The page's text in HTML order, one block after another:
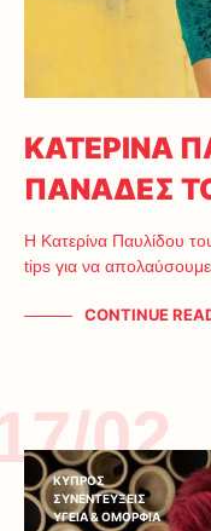
ΚΑΤΕΡΙΝΑ
ΠΑΝΑΔΕΣ
Η Κατερίνα Παυλίδου
tips για να
CONTINUE
02
ΚΥΠΡΟΣ
ΣΥΝΕΝΤΕΥΞΕΙΣ
ΥΓΕΙΑ & ΟΜΟΡΦΙΑ